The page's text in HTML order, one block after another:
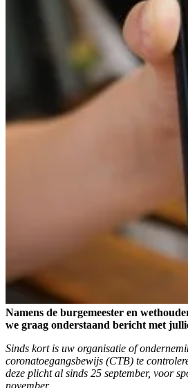
Namens de burgemeester en
we graag onderstaand bericht met
Sinds kort is uw organisatie of
coronatoegangsbewijs (CTB) te
deze plicht al sinds 25 september, voor
november.